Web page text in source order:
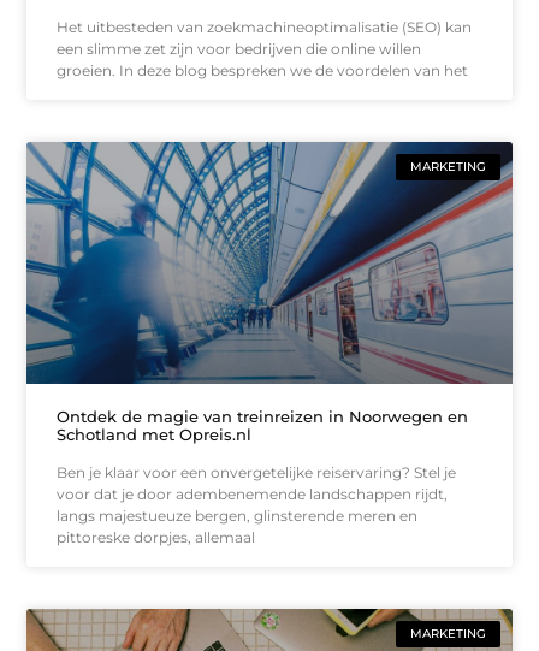
Het uitbesteden van zoekmachineoptimalisatie (SEO) kan
een slimme zet zijn voor bedrijven die online willen
groeien. In deze blog bespreken we de voordelen van het
MARKETING
Ontdek de magie van treinreizen in Noorwegen en
Schotland met Opreis.nl
Ben je klaar voor een onvergetelijke reiservaring? Stel je
voor dat je door adembenemende landschappen rijdt,
langs majestueuze bergen, glinsterende meren en
pittoreske dorpjes, allemaal
MARKETING